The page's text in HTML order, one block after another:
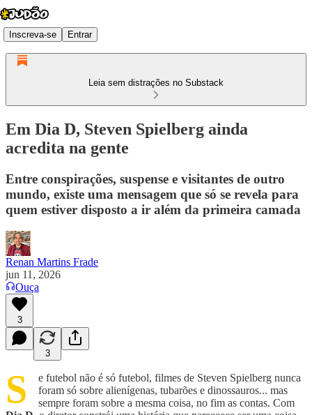
Inscreva-se Entrar
Leia sem distrações no Substack
Em Dia D, Steven Spielberg ainda
acredita na gente
Entre conspirações, suspense e visitantes de outro
mundo, existe uma mensagem que só se revela para
quem estiver disposto a ir além da primeira camada
Renan Martins Frade
jun 11, 2026
Ouça
3
3
S
e futebol não é só futebol, filmes de Steven Spielberg nunca
foram só sobre alienígenas, tubarões e dinossauros... mas
sempre foram sobre a mesma coisa, no fim as contas. Com